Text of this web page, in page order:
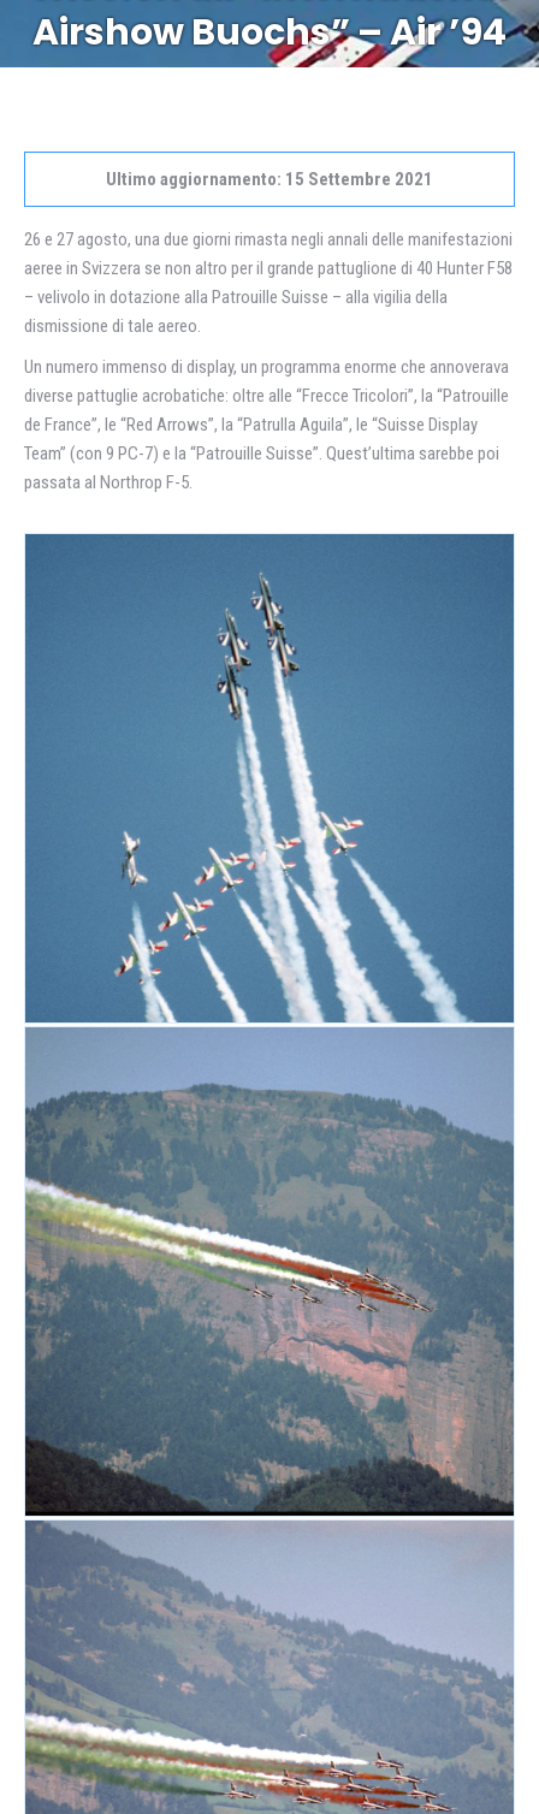
Airshow Buochs” – Air ’94
Ultimo aggiornamento: 15 Settembre 2021
26 e 27 agosto, una due giorni rimasta negli annali delle manifestazioni
aeree in Svizzera se non altro per il grande pattuglione di 40 Hunter F58
– velivolo in dotazione alla Patrouille Suisse – alla vigilia della
dismissione di tale aereo.
Un numero immenso di display, un programma enorme che annoverava
diverse pattuglie acrobatiche: oltre alle “Frecce Tricolori”, la “Patrouille
de France”, le “Red Arrows”, la “Patrulla Aguila”, le “Suisse Display
Team” (con 9 PC-7) e la “Patrouille Suisse”. Quest’ultima sarebbe poi
passata al Northrop F-5.